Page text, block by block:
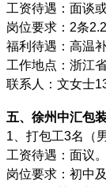
工资待遇：面谈
岗位要求：2条
福利待遇：高温
工作地点：浙江
联系人：文女士
五、徐州中汇包
1、打包工3名（
工资待遇：面议。
岗位要求：初中